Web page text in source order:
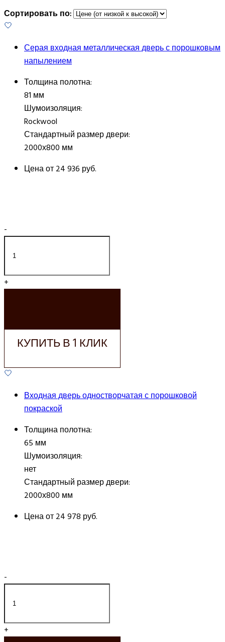
Сортировать по:
Серая входная металлическая дверь с порошковым
напылением
Толщина полотна:
81 мм
Шумоизоляция:
Rockwool
Стандартный размер двери:
2000х800 мм
Цена от24 936 руб.
-
+
КУПИТЬ В 1 КЛИК
Входная дверь одностворчатая с порошковой
покраской
Толщина полотна:
65 мм
Шумоизоляция:
нет
Стандартный размер двери:
2000х800 мм
Цена от24 978 руб.
-
+